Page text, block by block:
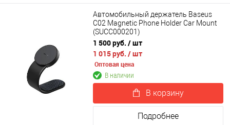
Автомобильный держатель Baseus
C02 Magnetic Phone Holder Car Mount
(SUCC000201)
1 500 руб. / шт
1 015 руб. / шт
Оптовая цена
В наличии
В корзину
Подробнее